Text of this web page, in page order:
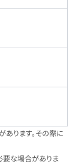
ります。その際に
要な場合がありま